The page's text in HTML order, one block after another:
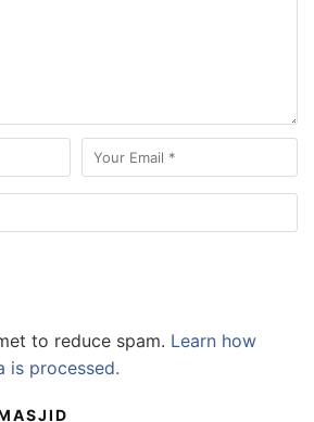
to reduce spam. Learn how
is processed.